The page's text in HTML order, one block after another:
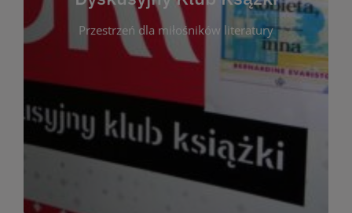
Przestrzeń dla miłośników literatury
Dyskusyjny Klub Ksążki
Dyskusyjny Klub Książki to przestrzeń dla
miłośników literatury, którzy lubią dzielić się
opiniami i emocjami po lekturze. Spotykamy się
regularnie, by rozmawiać o wybranych tytułach z
różnych gatunków literackich. Każde spotkanie to
okazja do inspirującej dyskusji, wymiany